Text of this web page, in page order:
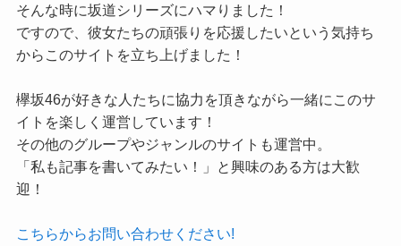
そんな時に坂道シリーズにハマりました！
ですので、彼女たちの頑張りを応援したいという気持ち
からこのサイトを立ち上げました！
欅坂46が好きな人たちに協力を頂きながら一緒にこのサ
イトを楽しく運営しています！
その他のグループやジャンルのサイトも運営中。
「私も記事を書いてみたい！」と興味のある方は大歓
迎！
こちらからお問い合わせください!